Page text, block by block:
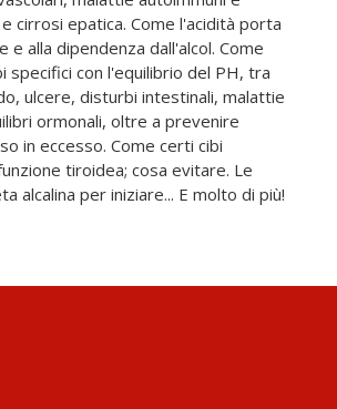
cirrosi epatica. Come l'acidità porta
e alla dipendenza dall'alcol. Come
con l'equilibrio del PH, tra
ulcere, disturbi intestinali, malattie
ormonali, oltre a prevenire
in eccesso. Come certi cibi
tiroidea; cosa evitare. Le
alcalina per iniziare... E molto di più!